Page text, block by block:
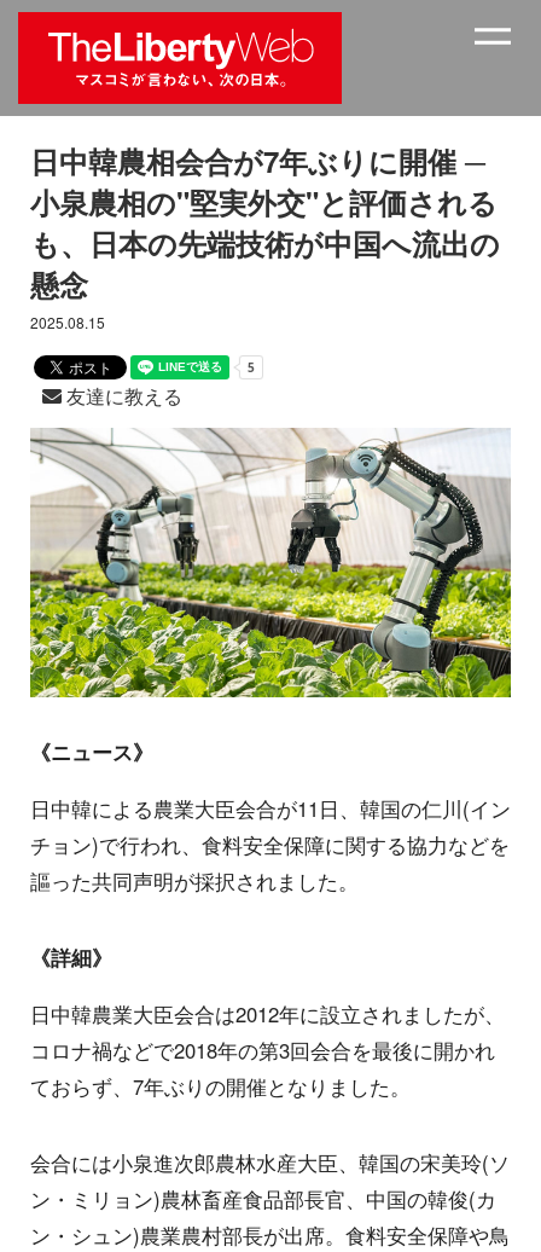
日中韓農相会合が7年ぶりに開催 ─
小泉農相の"堅実外交"と評価される
も、日本の先端技術が中国へ流出の
懸念
2025.08.15
友達に教える
《ニュース》
日中韓による農業大臣会合が11日、韓国の仁川(イン
チョン)で行われ、食料安全保障に関する協力などを
謳った共同声明が採択されました。
《詳細》
日中韓農業大臣会合は2012年に設立されましたが、
コロナ禍などで2018年の第3回会合を最後に開かれ
ておらず、7年ぶりの開催となりました。
会合には小泉進次郎農林水産大臣、韓国の宋美玲(ソ
ン・ミリョン)農林畜産食品部長官、中国の韓俊(カ
ン・シュン)農業農村部長が出席。食料安全保障や鳥